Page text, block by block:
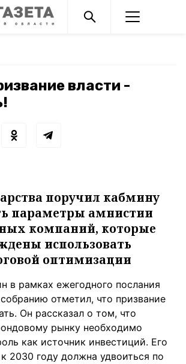
власти -
поручил кабмину
параметры амнистии
компаний, которые
использовать
оптимизации
в рамках ежегодного послания
отметил, что призвание
Он рассказал о том, что
рынку необходимо
как источник инвестиций. Его
2030 году должна удвоиться по